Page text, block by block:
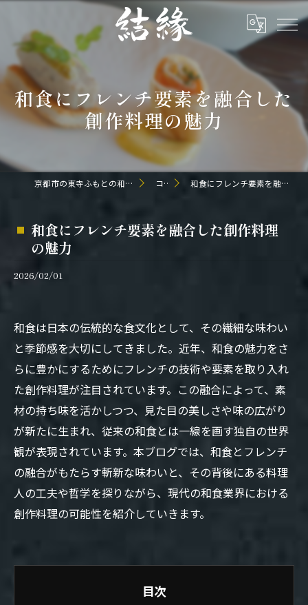
和食にフレンチ要素を融合した
創作料理の魅力
京都市の東寺ふもとの和食なら日本料理 結縁 コラム 和食にフレンチ要素を融合した創作料理の魅力
和食にフレンチ要素を融合した創作料理
の魅力
2026/02/01
和食は日本の伝統的な食文化として、その繊細な味わい
と季節感を大切にしてきました。近年、和食の魅力をさ
らに豊かにするためにフレンチの技術や要素を取り入れ
た創作料理が注目されています。この融合によって、素
材の持ち味を活かしつつ、見た目の美しさや味の広がり
が新たに生まれ、従来の和食とは一線を画す独自の世界
観が表現されています。本ブログでは、和食とフレンチ
の融合がもたらす斬新な味わいと、その背後にある料理
人の工夫や哲学を探りながら、現代の和食業界における
創作料理の可能性を紹介していきます。
目次